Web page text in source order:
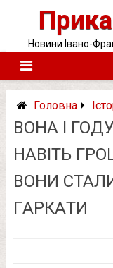
Новини Івано-
Головна
ВОНА І
НАВІТЬ
ВОНИ
ГAРКAТИ